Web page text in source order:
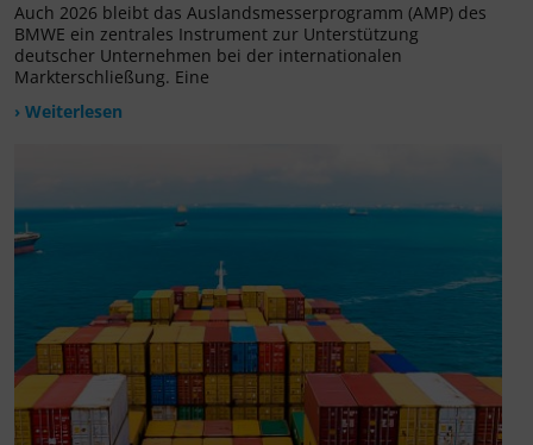
Auch 2026 bleibt das Auslandsmesserprogramm (AMP) des
BMWE ein zentrales Instrument zur Unterstützung
deutscher Unternehmen bei der internationalen
Markterschließung. Eine
› Weiterlesen